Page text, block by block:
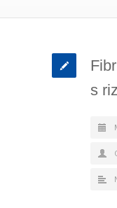
s